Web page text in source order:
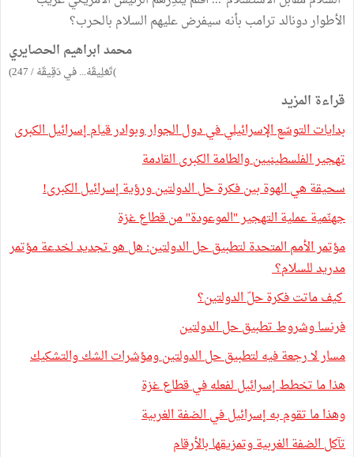
الأطوار دونالد ترامب بأنه سيفرض عليهم السلام بالحرب؟
محمد ابراهيم الحصايري
)تَعْلِيقَهْ... في دَقِيقَهْ / 247)
قراءة المزيد
بدايات التوسّع الإسرائيلي في دول الجوار وبوادر قيام إسرائيل الكبرى
تهجير الفلسطينيين والطامة الكبرى القادمة
سحيقة هي الهوة بين فكرة حل الدولتين ورؤية إسرائيل الكبرى!
جهنّمية عملية التهجير "الموعودة" من قطاع غزة
مؤتمر الأمم المتحدة لتطبيق حل الدولتين: هل هو تجديد لخدعة مؤتمر
مدريد للسلام؟
كيف ماتت فكرة حلّ الدولتين؟
فرنسا وشروط تطبيق حل الدولتين
مسار لا رجعة فيه لتطبيق حل الدولتين ومؤشرات الشك والتشكيك
هذا ما تخطط إسرائيل لفعله في قطاع غزة
وهذا ما تقوم به إسرائيل في الضفة الغربية
تآكل الضفة الغربية وتمزيقها بالأرقام